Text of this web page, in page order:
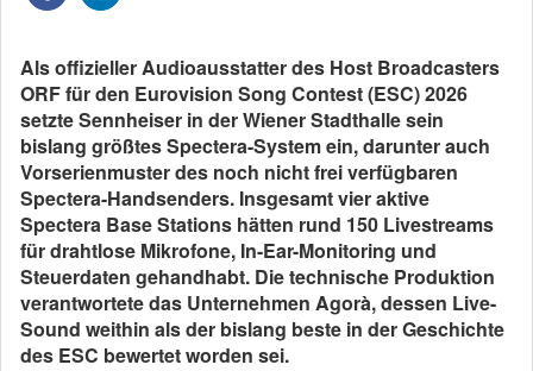
Als offizieller Audioausstatter des Host Broadcasters
ORF für den Eurovision Song Contest (ESC) 2026
setzte Sennheiser in der Wiener Stadthalle sein
bislang größtes Spectera-System ein, darunter auch
Vorserienmuster des noch nicht frei verfügbaren
Spectera-Handsenders. Insgesamt vier aktive
Spectera Base Stations hätten rund 150 Livestreams
für drahtlose Mikrofone, In-Ear-Monitoring und
Steuerdaten gehandhabt. Die technische Produktion
verantwortete das Unternehmen Agorà, dessen Live-
Sound weithin als der bislang beste in der Geschichte
des ESC bewertet worden sei.